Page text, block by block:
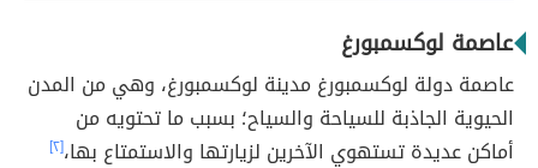
عاصمة لوكسمبورغ
عاصمة دولة لوكسمبورغ مدينة لوكسمبورغ، وهي من المدن
الحيوية الجاذبة للسياحة والسياح؛ بسبب ما تحتويه من
أماكن عديدة تستهوي الآخرين لزيارتها والاستمتاع بها،[٢]